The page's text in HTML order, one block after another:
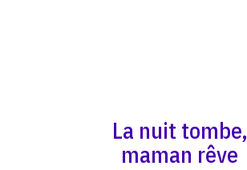
La nuit tombe,
maman rêve